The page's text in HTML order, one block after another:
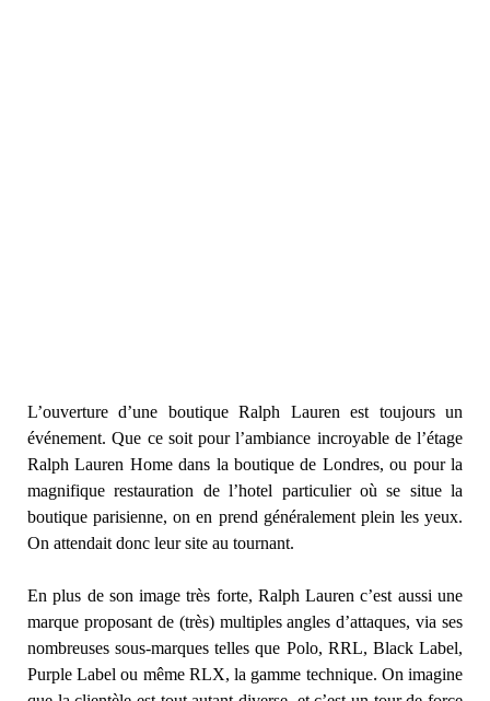
L’ouverture d’une boutique Ralph Lauren est toujours un
événement. Que ce soit pour l’ambiance incroyable de l’étage
Ralph Lauren Home dans la boutique de Londres, ou pour la
magnifique restauration de l’hotel particulier où se situe la
boutique parisienne, on en prend généralement plein les yeux.
On attendait donc leur site au tournant.
En plus de son image très forte, Ralph Lauren c’est aussi une
marque proposant de (très) multiples angles d’attaques, via ses
nombreuses sous-marques telles que Polo, RRL, Black Label,
Purple Label ou même RLX, la gamme technique. On imagine